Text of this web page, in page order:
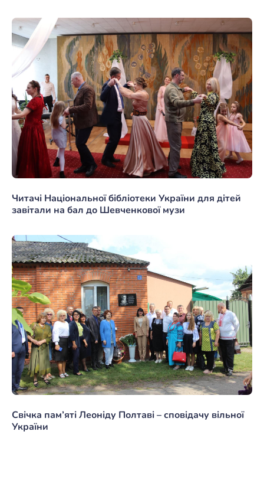
Читачі Національної бібліотеки України для дітей
завітали на бал до Шевченкової музи
Свічка пам’яті Леоніду Полтаві – сповідачу вільної
України